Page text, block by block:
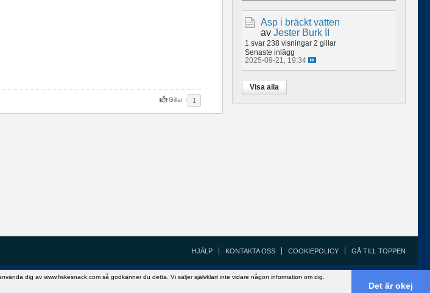
dig av www.fiskesnack.com så godkänner du detta. Vi säljer självklart inte vidare någon information om dig.
Det är okej
Gillar 1
Asp i bräckt vatten
av Jester Burk II
1 svar 238 visningar 2 gillar
Senaste inlägg
2025-09-21, 19:34
Visa alla
HJÄLP KONTAKTA OSS COOKIEPOLICY GÅ TILL TOPPEN
Copyright ©2002 - 2021, FiskeSnack.com. Grundad 2002 av Anders Bergman.
vBulletin®Version 5.7.5
Copyright © 2026 MH Sub I, LLC dba vBulletin. All rights reserved.